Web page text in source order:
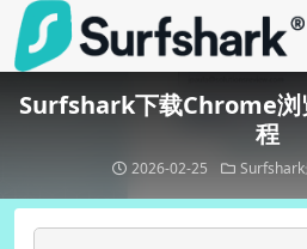
Surfshark下载Chrome浏
程
2026-02-25